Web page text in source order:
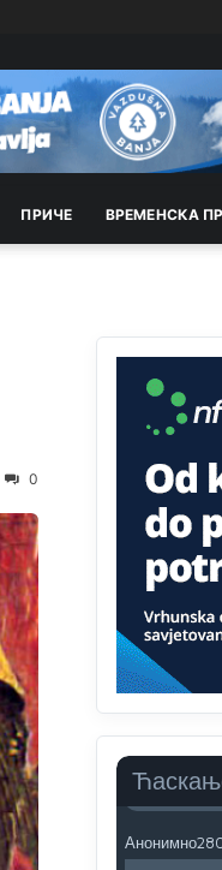
ПРИЧЕ ВРEМEНСКА
0
pare a vi
šalju
Drzi pod
zavist.Sve
791 BiH
državu jer
recimo
proizvodu
Sve i da
koga da
želimo